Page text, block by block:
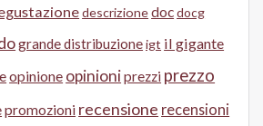
descrizionedocdocg
grande distribuzioneigt il gigante
opinione opinioniprezzi prezzo
promozioni recensione recensioni